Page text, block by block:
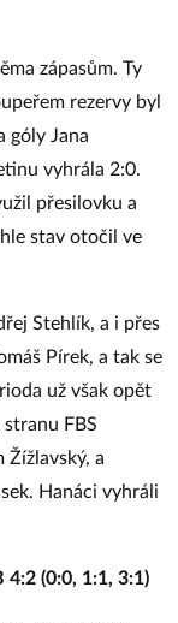
zápasům. Ty
rezervy byl
góly Jana
vyhrála 2:0.
přesilovku a
stav otočil ve
Stehlík, a i přes
Pírek, a tak se
už však opět
FBS
Žížlavský, a
Hanáci vyhráli
4:2 (0:0, 1:1, 3:1)